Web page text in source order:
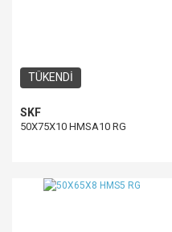
TÜKENDİ
SKF
50X75X10 HMSA10 RG